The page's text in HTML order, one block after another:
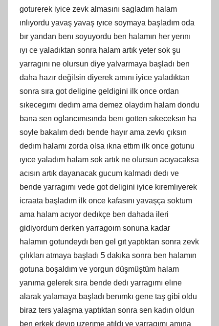
goturerek iyice zevk almasını sagladım halam
ınlıyordu yavaş yavaş ıyıce soymaya başladım oda
bır yandan benı soyuyordu ben halamın her yerını
ıyı ce yaladıktan sonra halam artık yeter sok şu
yarragını ne olursun diye yalvarmaya başladı ben
daha hazır değilsin diyerek amını iyice yaladıktan
sonra sıra got deligine geldigini ilk once ordan
sıkecegımı dedım ama demez olaydım halam dondu
bana sen oglancımısında benı gotten sıkeceksın ha
soyle bakalım dedı bende hayır ama zevkı çıksın
dedım halamı zorda olsa ıkna ettım ilk once gotunu
ıyıce yaladım halam sok artık ne olursun acıyacaksa
acısın artık dayanacak gucum kalmadı dedı ve
bende yarragımı vede got deligini iyice kıremlıyerek
icraata başladım ilk once kafasını yavaşça soktum
ama halam acıyor dedıkçe ben dahada ileri
gidiyordum derken yarragoım sonuna kadar
halamın gotundeydı ben gel gıt yaptıktan sonra zevk
çılıkları atmaya başladı 5 dakıka sonra ben halamın
gotuna boşaldım ve yorgun düşmüştüm halam
yanıma gelerek sıra bende dedı yarragımı elıne
alarak yalamaya başladı benımkı gene taş gibi oldu
biraz ters yalaşma yaptıktan sonra sen kadın oldun
ben erkek deyıp uzerıme atıldı ve yarragımı amına